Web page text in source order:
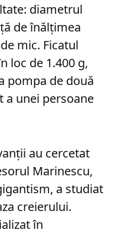
diametrul
de înălțimea
mic. Ficatul
loc de 1.400 g,
pompa de două
a unei persoane
au cercetat
Marinescu,
a studiat
creierului.
în